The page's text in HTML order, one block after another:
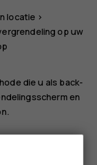
locatie >
op uw
die u als back-
en